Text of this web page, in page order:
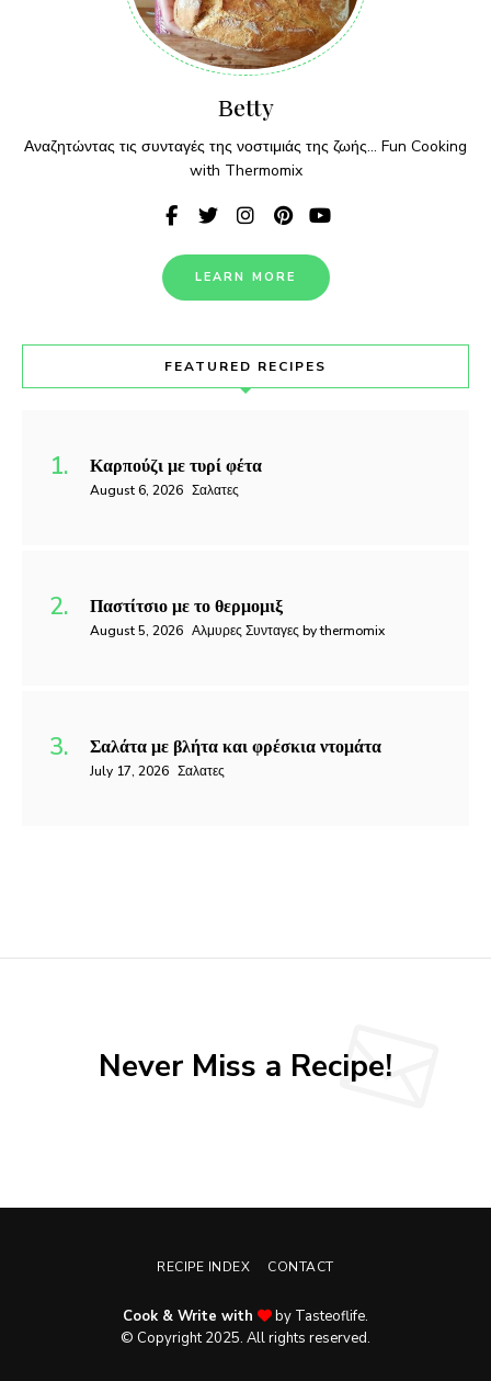
Βetty
Αναζητώντας τις συνταγές της νοστιμιάς της ζωής... Fun Cooking
with Thermomix
LEARN MORE
FEATURED RECIPES
Καρπούζι με τυρί φέτα
August 6, 2026 Σαλατες
Παστίτσιο με το θερμομιξ
August 5, 2026 Αλμυρες Συνταγες by thermomix
Σαλάτα με βλήτα και φρέσκια ντομάτα
July 17, 2026 Σαλατες
Never Miss a Recipe!
RECIPE INDEX CONTACT
Cook & Write with
by Tasteoflife.
© Copyright 2025. All rights reserved.